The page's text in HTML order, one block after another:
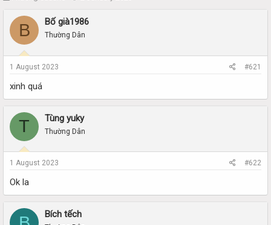
a
t
a
e
a
t
B Bố già1986
Thường Dân
1 August 2023 #621
xinh quá
T Tùng yuky
Thường Dân
1 August 2023 #622
Ok la
Bích tếch